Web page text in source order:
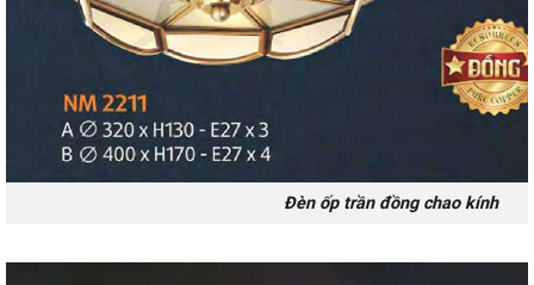
Đèn ốp trần đồng chao kính